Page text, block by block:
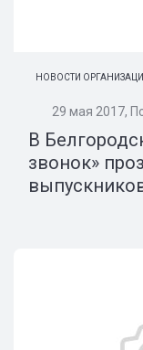
НОВОСТИ
29 мая 2017,
В
звонок»